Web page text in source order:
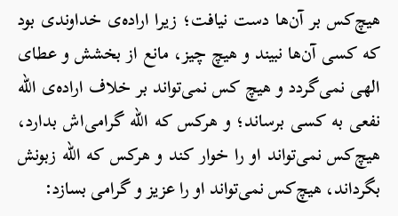
هیچ‌کس بر آن‌ها دست نیافت؛ زیرا اراده‌ی خداوندی بود
که کسی آن‌ها نبیند و هیچ چیز، مانع از بخشش و عطای
الهی نمی‌گردد و هیچ کس نمی‌تواند بر خلاف اراده‌ی الله
نفعی به کسی برساند؛ و هرکس که الله گرامی‌اش بدارد،
هیچ‌کس نمی‌تواند او را خوار کند و هرکس که الله زبونش
بگرداند، هیچ‌کس نمی‌تواند او را عزیز و گرامی بسازد: